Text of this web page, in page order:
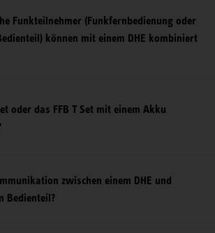
Funkteilnehmer (Funkfernbedienung oder
können mit einem DHE kombiniert
oder das FFB T Set mit einem Akku
zwischen einem DHE und
Bedienteil?